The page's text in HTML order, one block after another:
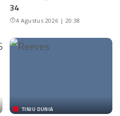
34
4 Agustus 2026 | 20:38
TINJU DUNIA